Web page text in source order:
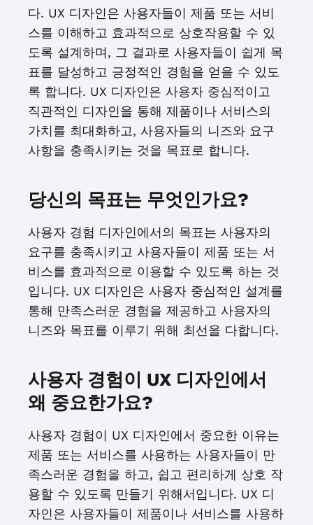
다. UX 디자인은 사용자들이 제품 또는 서비
스를 이해하고 효과적으로 상호작용할 수 있
도록 설계하며, 그 결과로 사용자들이 쉽게 목
표를 달성하고 긍정적인 경험을 얻을 수 있도
록 합니다. UX 디자인은 사용자 중심적이고
직관적인 디자인을 통해 제품이나 서비스의
가치를 최대화하고, 사용자들의 니즈와 요구
사항을 충족시키는 것을 목표로 합니다.
당신의 목표는 무엇인가요?
사용자 경험 디자인에서의 목표는 사용자의
요구를 충족시키고 사용자들이 제품 또는 서
비스를 효과적으로 이용할 수 있도록 하는 것
입니다. UX 디자인은 사용자 중심적인 설계를
통해 만족스러운 경험을 제공하고 사용자의
니즈와 목표를 이루기 위해 최선을 다합니다.
사용자 경험이 UX 디자인에서
왜 중요한가요?
사용자 경험이 UX 디자인에서 중요한 이유는
제품 또는 서비스를 사용하는 사용자들이 만
족스러운 경험을 하고, 쉽고 편리하게 상호 작
용할 수 있도록 만들기 위해서입니다. UX 디
자인은 사용자들이 제품이나 서비스를 사용하